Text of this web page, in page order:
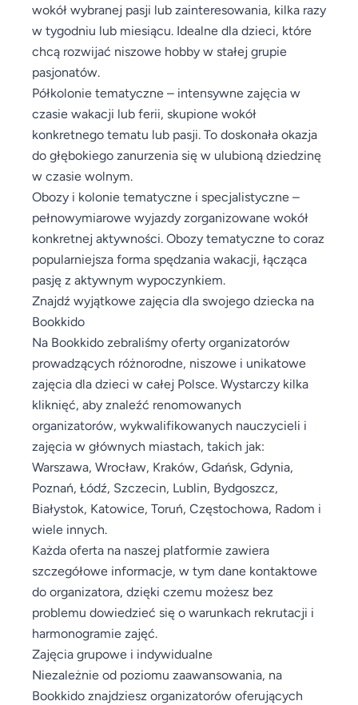
wokół wybranej pasji lub zainteresowania, kilka razy
w tygodniu lub miesiącu. Idealne dla dzieci, które
chcą rozwijać niszowe hobby w stałej grupie
pasjonatów.
Półkolonie tematyczne – intensywne zajęcia w
czasie wakacji lub ferii, skupione wokół
konkretnego tematu lub pasji. To doskonała okazja
do głębokiego zanurzenia się w ulubioną dziedzinę
w czasie wolnym.
Obozy i kolonie tematyczne i specjalistyczne –
pełnowymiarowe wyjazdy zorganizowane wokół
konkretnej aktywności. Obozy tematyczne to coraz
popularniejsza forma spędzania wakacji, łącząca
pasję z aktywnym wypoczynkiem.
Znajdź wyjątkowe zajęcia dla swojego dziecka na
Bookkido
Na Bookkido zebraliśmy oferty organizatorów
prowadzących różnorodne, niszowe i unikatowe
zajęcia dla dzieci w całej Polsce. Wystarczy kilka
kliknięć, aby znaleźć renomowanych
organizatorów, wykwalifikowanych nauczycieli i
zajęcia w głównych miastach, takich jak:
Warszawa, Wrocław, Kraków, Gdańsk, Gdynia,
Poznań, Łódź, Szczecin, Lublin, Bydgoszcz,
Białystok, Katowice, Toruń, Częstochowa, Radom i
wiele innych.
Każda oferta na naszej platformie zawiera
szczegółowe informacje, w tym dane kontaktowe
do organizatora, dzięki czemu możesz bez
problemu dowiedzieć się o warunkach rekrutacji i
harmonogramie zajęć.
Zajęcia grupowe i indywidualne
Niezależnie od poziomu zaawansowania, na
Bookkido znajdziesz organizatorów oferujących